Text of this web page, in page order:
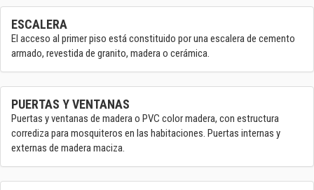
ESCALERA
El acceso al primer piso está constituido por una escalera de cemento
armado, revestida de granito, madera o cerámica.
PUERTAS Y VENTANAS
Puertas y ventanas de madera o PVC color madera, con estructura
corrediza para mosquiteros en las habitaciones. Puertas internas y
externas de madera maciza.